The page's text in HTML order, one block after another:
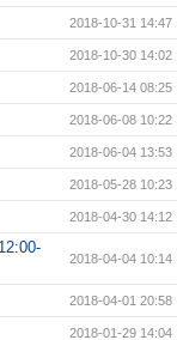
2018-10-31 14:47
2018-10-30 14:02
2018-06-14 08:25
2018-06-08 10:22
2018-06-04 13:53
2018-05-28 10:23
2018-04-30 14:12
2018-04-04 10:14
2018-04-01 20:58
2018-01-29 14:04